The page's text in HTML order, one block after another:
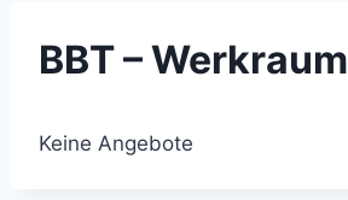
BBT – Werkraum
Keine Angebote